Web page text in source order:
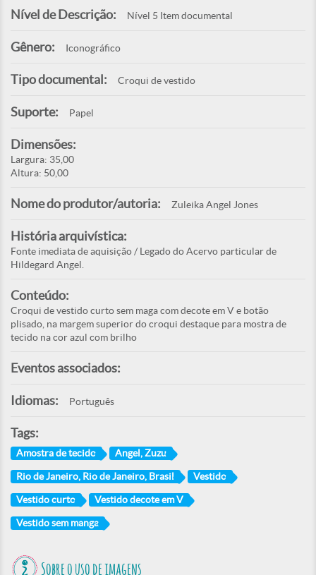
Nível de Descrição: Nível 5 Item documental
Gênero: Iconográfico
Tipo documental: Croqui de vestido
Suporte: Papel
Dimensões:
Largura: 35,00
Altura: 50,00
Nome do produtor/autoria: Zuleika Angel Jones
História arquivística:
Fonte imediata de aquisição / Legado do Acervo particular de
Hildegard Angel.
Conteúdo:
Croqui de vestido curto sem maga com decote em V e botão
plisado, na margem superior do croqui destaque para mostra de
tecido na cor azul com brilho
Eventos associados:
Idiomas: Português
Tags:
Amostra de tecido Angel, Zuzu
Rio de Janeiro, Rio de Janeiro, Brasil Vestido
Vestido curto Vestido decote em V
Vestido sem manga
Sobre o uso de imagens